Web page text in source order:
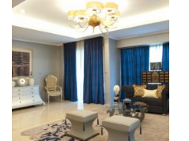
Add to
Wishlist